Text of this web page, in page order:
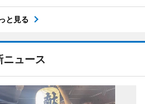
と見る
ニュース